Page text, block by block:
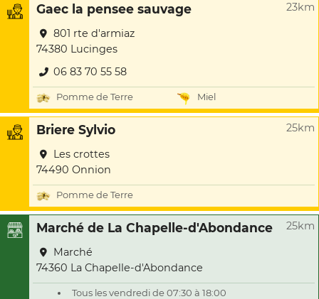
Gaec la pensee sauvage 23km
801 rte d'armiaz
74380 Lucinges
06 83 70 55 58
Pomme de Terre Miel
Briere Sylvio 25km
Les crottes
74490 Onnion
Pomme de Terre
Marché de La Chapelle-d'Abondance 25km
Marché
74360 La Chapelle-d'Abondance
Tous les vendredi de 07:30 à 18:00